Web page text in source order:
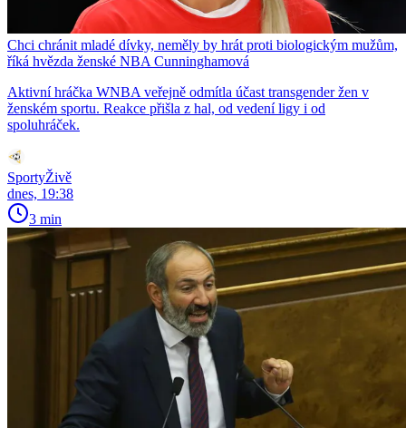
Chci chránit mladé dívky, neměly by hrát proti biologickým mužům,
říká hvězda ženské NBA Cunninghamová
Aktivní hráčka WNBA veřejně odmítla účast transgender žen v
ženském sportu. Reakce přišla z hal, od vedení ligy i od
spoluhráček.
SportyŽivě
dnes, 19:38
3 min